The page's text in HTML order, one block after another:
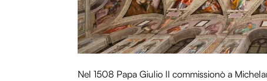
Nel 1508 Papa Giulio II commissionò a